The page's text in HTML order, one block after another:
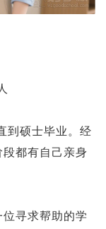
到硕士毕业。经
都有自己亲身
寻求帮助的学